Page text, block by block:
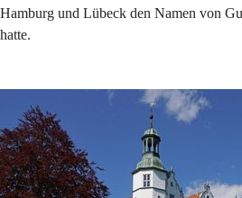
Hamburg und Lübeck den Namen von
hatte.